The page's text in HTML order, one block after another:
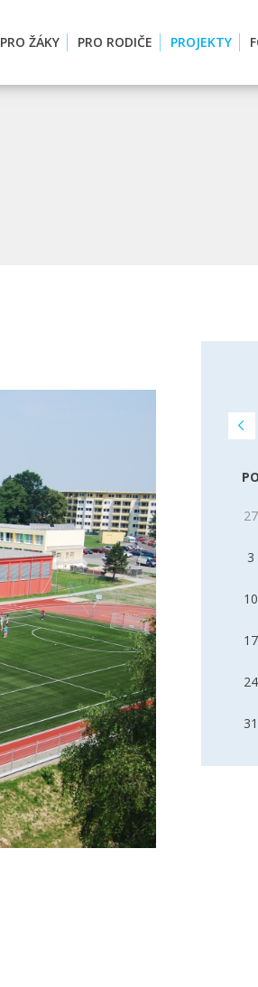
PRO ŽÁKY PRO RODIČE PROJEKTY
PO
27
3
10
17
24
31